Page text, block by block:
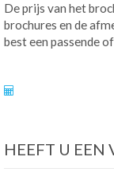
De prijs van het
brochures en de
best een passende
HEEFT U EEN